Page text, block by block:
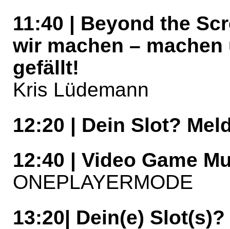
11:40 | Beyond the
wir machen –
gefällt!
Kris Lüdemann
12:20 | Dein Slot?
12:40 | Video Game
ONEPLAYERMODE
13:20| Dein(e)